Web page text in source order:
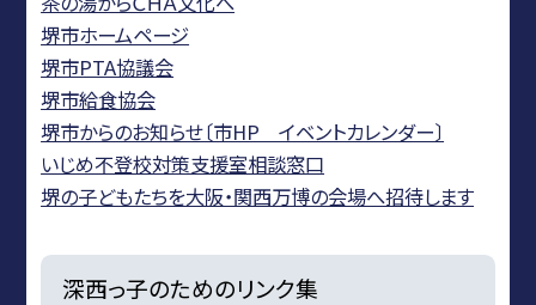
堺市ホームページ
堺市PTA協議会
堺市給食協会
堺市からのお知らせ〔市HP イベントカレンダー〕
いじめ不登校対策支援室相談窓口
堺の子どもたちを大阪・関西万博の会場へ招待します
深西っ子のためのリンク集